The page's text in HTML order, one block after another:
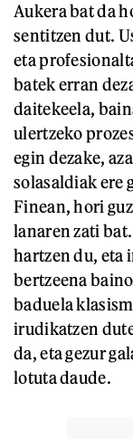
Aukera bat da
sentitzen dut.
eta
batek erran
daitekeela,
ulertzeko
egin dezake,
solasaldiak ere
Finean, hori
lanaren zati
hartzen du, eta
bertzeena
baduela
irudikatzen
da, eta gezur
lotuta daude.